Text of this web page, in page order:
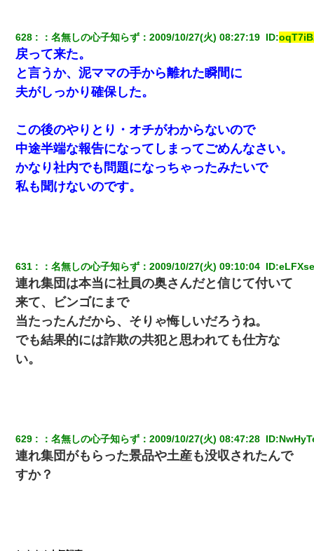
628 ：名無しの心子知らず ：2009/10/27(火) 08:27:19 ID:
戻って来た。
と言うか、泥ママの手から離れた瞬間に
夫がしっかり確保した。
この後のやりとり・オチがわからないので
中途半端な報告になってしまってごめんなさい。
かなり社内でも問題になっちゃったみたいで
私も聞けないのです。
631 ：名無しの心子知らず ：2009/10/27(火) 09:10:04 ID:
連れ集団は本当に社員の奥さんだと信じて付いて
来て、ビンゴにまで
当たったんだから、そりゃ悔しいだろうね。
でも結果的には詐欺の共犯と思われても仕方な
い。
629 ：名無しの心子知らず ：2009/10/27(火) 08:47:28 ID:
連れ集団がもらった景品や土産も没収されたんで
すか？